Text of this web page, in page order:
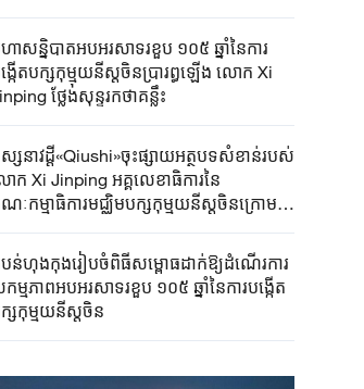
កទី២
ាសន្និបាតអបអរសាទរខួប ១០៥ ឆ្នាំនៃការ
កើតបក្សកុម្មុយនីស្តចិនប្រារព្ធឡើង លោក Xi
ថ្លែងសុន្ទរកថាគន្លឹះ
សនាវដ្ដី«Qiushi»ចុះផ្សាយអត្ថបទសំខាន់របស់
ក Xi Jinping អគ្គលេខាធិការនៃ
ៈកម្មាធិការមជ្ឈិមបក្សកុម្មុយនីស្តចិនក្រោម
ងជើងថា«សុន្ទរកថារបស់លោក Xi Jinping
ែងក្នុងមហាសន្និបាតអបអរសាទរខួបទី ១០៥ ឆ្នាំ
ការបង្កើតបក្សកុម្មុយនីស្តចិន»
ន់​ហុងកុង​រៀបចំពិធីសម្ពោធ​ដាក់​ឱ្យ​ដំណើរ​ការ​
ម្មភាពអបអរសាទរខួប ១០៥ ឆ្នាំ​នៃការបង្កើត
សកុម្មុយនី​ស្តចិន